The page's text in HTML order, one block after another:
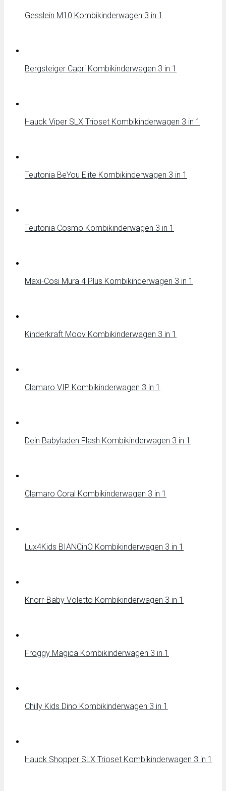
Gesslein M10 Kombikinderwagen 3 in 1
Bergsteiger Capri Kombikinderwagen 3 in 1
Hauck Viper SLX Trioset Kombikinderwagen 3 in 1
Teutonia BeYou Elite Kombikinderwagen 3 in 1
Teutonia Cosmo Kombikinderwagen 3 in 1
Maxi-Cosi Mura 4 Plus Kombikinderwagen 3 in 1
Kinderkraft Moov Kombikinderwagen 3 in 1
Clamaro VIP Kombikinderwagen 3 in 1
Dein Babyladen Flash Kombikinderwagen 3 in 1
Clamaro Coral Kombikinderwagen 3 in 1
Lux4Kids BIANCinO Kombikinderwagen 3 in 1
Knorr-Baby Voletto Kombikinderwagen 3 in 1
Froggy Magica Kombikinderwagen 3 in 1
Chilly Kids Dino Kombikinderwagen 3 in 1
Hauck Shopper SLX Trioset Kombikinderwagen 3 in 1